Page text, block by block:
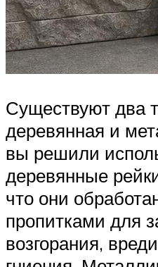
Существуют два
деревянная и
вы решили
деревянные
что они
пропитками для
возгорания,